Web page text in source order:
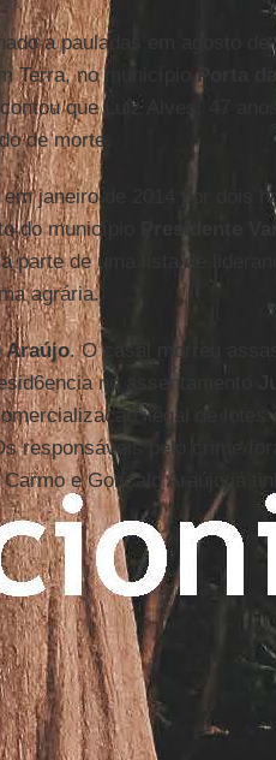
a pauladas em agosto de
Terra, no municípioPorta
que Luiz Alves, 47
de morte.
janeiro de 2014 por dois
do município
Presidente
parte de uma lista de
agrária.
Araújo. O casal morreu
no assentamento
ilegal de lotes
responsáveis pelo crime
Carmo e Gonçalo Araújo já